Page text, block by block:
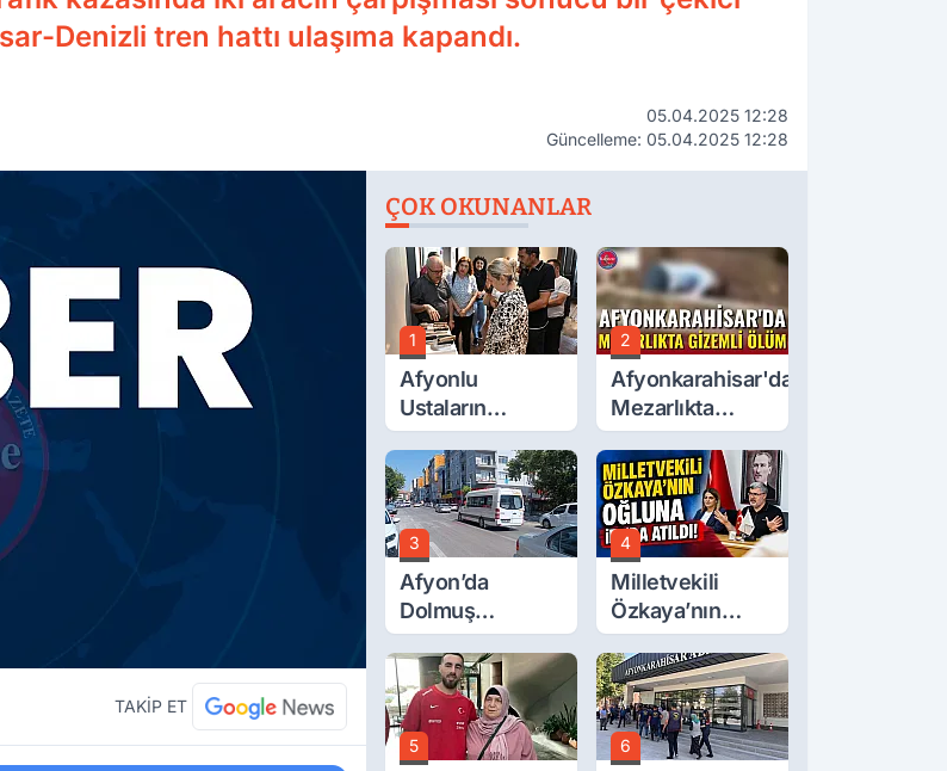
Denizli tren hattı ulaşıma kapandı.
05.04.2025 12:28
Güncelleme: 05.04.2025 12:28
TAKİP ET
ÇOK OKUNANLAR
1
Afyonlu
Ustaların
Eserleri
Görücüye Çıktı
2
Afyonkarahisar'da
Mezarlıkta
Gizemli Ölüm
3
Afyon’da
Dolmuş
Ücretlerine
Yüzde 40 Zam
Talebi
4
Milletvekili
Özkaya’nın
Oğluna İftira
Atıldı
5 6